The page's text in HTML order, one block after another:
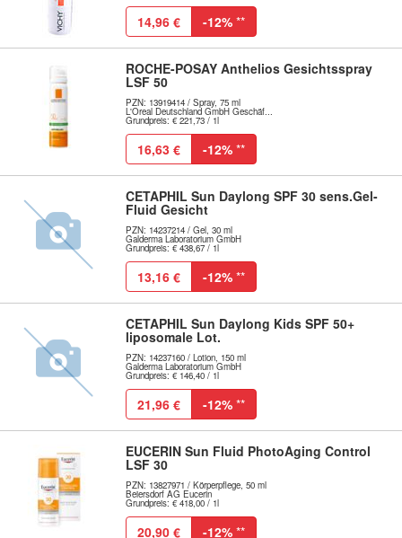
14,96 € -12% **
ROCHE-POSAY Anthelios Gesichtsspray
LSF 50
PZN: 13919414 / Spray, 75 ml
L'Oreal Deutschland GmbH Geschäf...
Grundpreis: € 221,73 / 1l
16,63 € -12% **
CETAPHIL Sun Daylong SPF 30 sens.Gel-
Fluid Gesicht
PZN: 14237214 / Gel, 30 ml
Galderma Laboratorium GmbH
Grundpreis: € 438,67 / 1l
13,16 € -12% **
CETAPHIL Sun Daylong Kids SPF 50+
liposomale Lot.
PZN: 14237160 / Lotion, 150 ml
Galderma Laboratorium GmbH
Grundpreis: € 146,40 / 1l
21,96 € -12% **
EUCERIN Sun Fluid PhotoAging Control
LSF 30
PZN: 13827971 / Körperpflege, 50 ml
Beiersdorf AG Eucerin
Grundpreis: € 418,00 / 1l
20,90 € -12% **